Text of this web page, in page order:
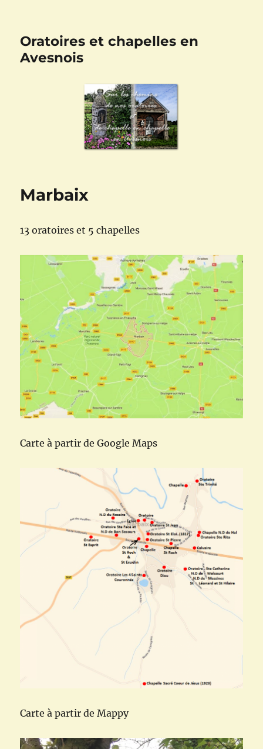
Oratoires et chapelles en
Avesnois
Marbaix
13 oratoires et 5 chapelles
Carte à partir de Google Maps
Carte à partir de Mappy